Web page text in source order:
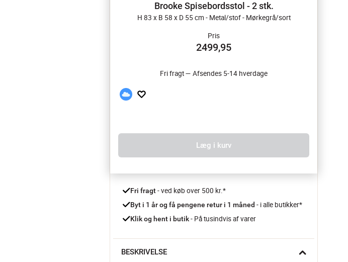
Brooke Spisebordsstol - 2 stk.
H 83 x B 58 x D 55 cm - Metal/stof - Mørkegrå/sort
Pris
2499,95
Fri fragt — Afsendes 5-14 hverdage
Læg i kurv
Fri fragt - ved køb over 500 kr.*
Byt i 1 år og få pengene retur i 1 måned - i alle butikker*
Klik og hent i butik - På tusindvis af varer
BESKRIVELSE